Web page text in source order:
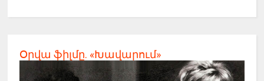
Օրվա ֆիլմը. «Խավարում»